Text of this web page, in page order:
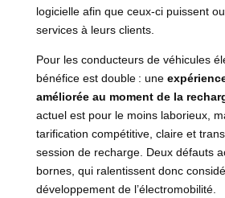
logicielle afin que ceux-ci puissent
services à leurs clients.
Pour les conducteurs de véhicules
bénéfice est double : une
améliorée au moment de la
actuel est pour le moins laborieux,
tarification compétitive, claire et
session de recharge. Deux défauts
bornes, qui ralentissent donc
développement de l’électromobilité.